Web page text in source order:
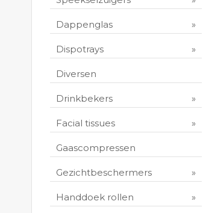
Dappenglas
Dispotrays
Diversen
Drinkbekers
Facial tissues
Gaascompressen
Gezichtbeschermers
Handdoek rollen